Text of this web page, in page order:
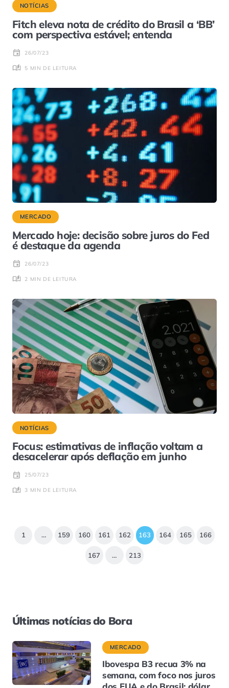
NOTÍCIAS
Fitch eleva nota de crédito do Brasil a ‘BB’
com perspectiva estável; entenda
26/07/23
5 MIN DE LEITURA
MERCADO
Mercado hoje: decisão sobre juros do Fed
é destaque da agenda
26/07/23
2 MIN DE LEITURA
NOTÍCIAS
Focus: estimativas de inflação voltam a
desacelerar após deflação em junho
25/07/23
3 MIN DE LEITURA
1 … 159 160 161 162 163 164 165 166
167 … 213
Últimas notícias do Bora
MERCADO
Ibovespa B3 recua 3% na
semana, com foco nos juros